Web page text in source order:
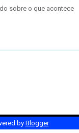
sobre o que acontece
by Blogger